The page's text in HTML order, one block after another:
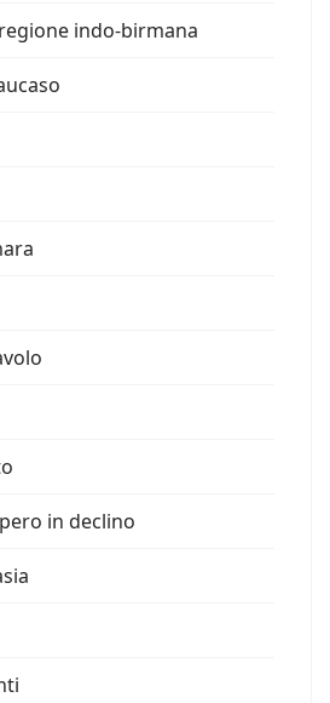
indo-birmana
in declino